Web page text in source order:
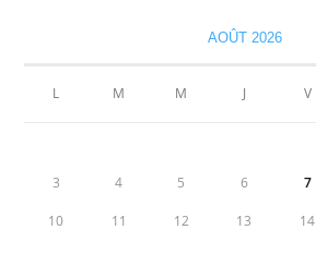
AOÛT 2026
L M M J V
3 4 5 6 7
10 11 12 13 14